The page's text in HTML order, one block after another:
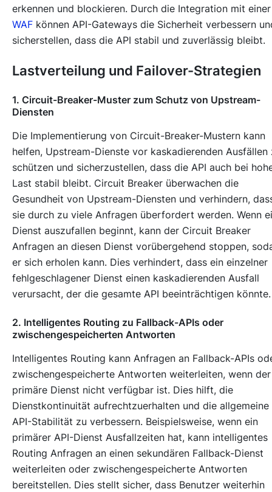
erkennen und blockieren. Durch die Integration mit einer
WAF können API-Gateways die Sicherheit verbessern
sicherstellen, dass die API stabil und zuverlässig bleibt.
Lastverteilung und Failover-Strategien
1. Circuit-Breaker-Muster zum Schutz von Upstream-
Diensten
Die Implementierung von Circuit-Breaker-Mustern kann
helfen, Upstream-Dienste vor kaskadierenden Ausfällen
schützen und sicherzustellen, dass die API auch bei
Last stabil bleibt. Circuit Breaker überwachen die
Gesundheit von Upstream-Diensten und verhindern,
sie durch zu viele Anfragen überfordert werden. Wenn
Dienst auszufallen beginnt, kann der Circuit Breaker
Anfragen an diesen Dienst vorübergehend stoppen,
er sich erholen kann. Dies verhindert, dass ein einzelner
fehlgeschlagener Dienst einen kaskadierenden Ausfall
verursacht, der die gesamte API beeinträchtigen könnte.
2. Intelligentes Routing zu Fallback-APIs oder
zwischengespeicherten Antworten
Intelligentes Routing kann Anfragen an Fallback-APIs
zwischengespeicherte Antworten weiterleiten, wenn der
primäre Dienst nicht verfügbar ist. Dies hilft, die
Dienstkontinuität aufrechtzuerhalten und die allgemeine
API-Stabilität zu verbessern. Beispielsweise, wenn ein
primärer API-Dienst Ausfallzeiten hat, kann intelligentes
Routing Anfragen an einen sekundären Fallback-Dienst
weiterleiten oder zwischengespeicherte Antworten
bereitstellen. Dies stellt sicher, dass Benutzer weiterhin